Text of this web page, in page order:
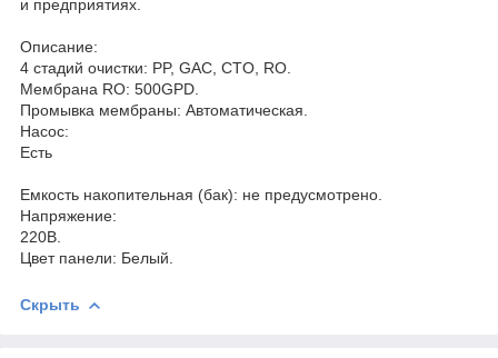
и предприятиях.
Описание:
4 стадий очистки: PP, GAC, CTO, RO.
Мембрана RO: 500GPD.
Промывка мембраны: Автоматическая.
Насос:
Есть
Емкость накопительная (бак): не предусмотрено.
Напряжение:
220В.
Цвет панели: Белый.
Скрыть